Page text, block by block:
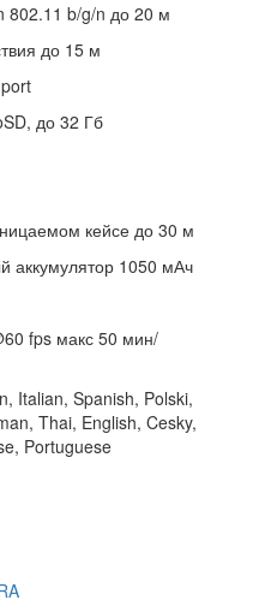
802.11 b/g/n до 20 м
до 15 м
до 32 Гб
кейсе до 30 м
аккумулятор 1050 мАч
fps макс 50 мин/
Italian, Spanish, Polski,
Thai, English, Cesky,
Portuguese